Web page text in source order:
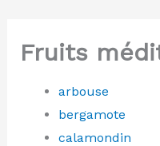
Fruits
arbouse
bergamote
calamondin